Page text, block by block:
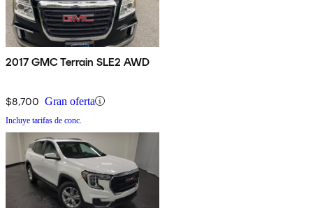
2017 GMC Terrain SLE2 AWD
$8,700 Gran oferta
Incluye tarifas de conc.